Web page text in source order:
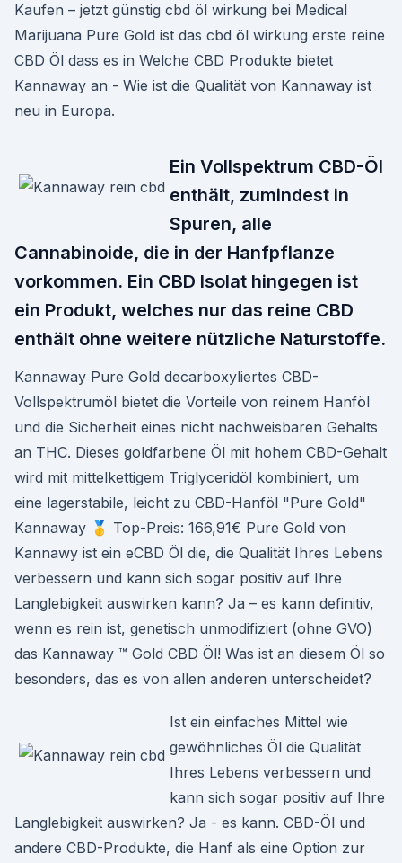
Kaufen – jetzt günstig cbd öl wirkung bei Medical
Marijuana Pure Gold ist das cbd öl wirkung erste reine
CBD Öl dass es in Welche CBD Produkte bietet
Kannaway an - Wie ist die Qualität von Kannaway ist
neu in Europa.
Ein Vollspektrum CBD-Öl
enthält, zumindest in
Spuren, alle
Cannabinoide, die in der Hanfpflanze
vorkommen. Ein CBD Isolat hingegen ist
ein Produkt, welches nur das reine CBD
enthält ohne weitere nützliche Naturstoffe.
Kannaway Pure Gold decarboxyliertes CBD-
Vollspektrumöl bietet die Vorteile von reinem Hanföl
und die Sicherheit eines nicht nachweisbaren Gehalts
an THC. Dieses goldfarbene Öl mit hohem CBD-Gehalt
wird mit mittelkettigem Triglyceridöl kombiniert, um
eine lagerstabile, leicht zu CBD-Hanföl "Pure Gold"
Kannaway 🥇 Top-Preis: 166,91€ Pure Gold von
Kannawy ist ein eCBD Öl die, die Qualität Ihres Lebens
verbessern und kann sich sogar positiv auf Ihre
Langlebigkeit auswirken kann? Ja – es kann definitiv,
wenn es rein ist, genetisch unmodifiziert (ohne GVO)
das Kannaway ™ Gold CBD Öl! Was ist an diesem Öl so
besonders, das es von allen anderen unterscheidet?
Ist ein einfaches Mittel wie
gewöhnliches Öl die Qualität
Ihres Lebens verbessern und
kann sich sogar positiv auf Ihre
Langlebigkeit auswirken? Ja - es kann. CBD-Öl und
andere CBD-Produkte, die Hanf als eine Option zur